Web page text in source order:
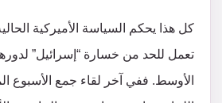
كل هذا يحكم السياسة الأميركية
تعمل للحد من خسارة “إسرائيل”
الأوسط. ففي آخر لقاء جمع الأسبوع